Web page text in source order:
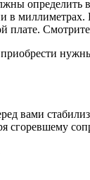
в миллиметрах.
вами
сгоревшему